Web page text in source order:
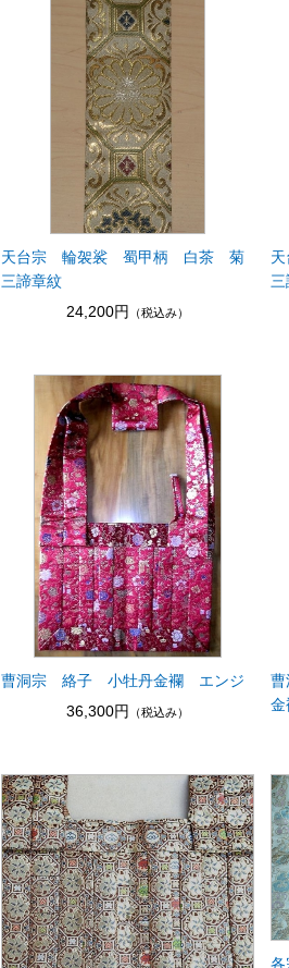
天台宗 輪袈裟 蜀甲柄 白茶 菊
三諦章紋
24,200円
（税込み）
三
曹洞宗 絡子 小牡丹金襴 エンジ
36,300円
（税込み）
金